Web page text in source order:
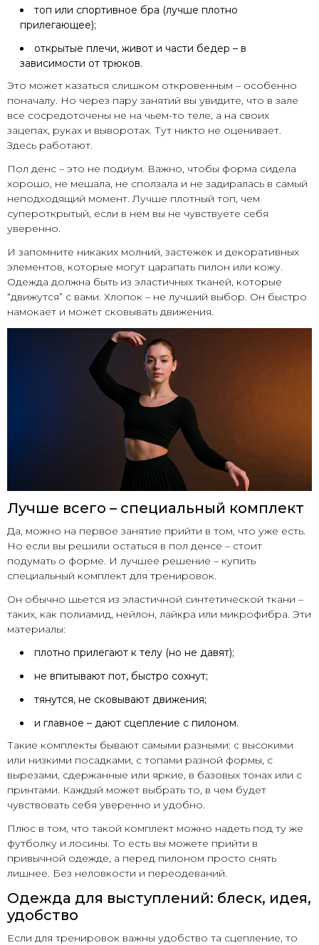
топ или спортивное бра (лучше плотно
прилегающее);
открытые плечи, живот и части бедер – в
зависимости от трюков.
Это может казаться слишком откровенным – особенно
поначалу. Но через пару занятий вы увидите, что в зале
все сосредоточены не на чьем-то теле, а на своих
зацепах, руках и выворотах. Тут никто не оценивает.
Здесь работают.
Пол денс – это не подиум. Важно, чтобы форма сидела
хорошо, не мешала, не сползала и не задиралась в самый
неподходящий момент. Лучше плотный топ, чем
супероткрытый, если в нем вы не чувствуете себя
уверенно.
И запомните никаких молний, застежек и декоративных
элементов, которые могут царапать пилон или кожу.
Одежда должна быть из эластичных тканей, которые
“движутся” с вами. Хлопок – не лучший выбор. Он быстро
намокает и может сковывать движения.
Лучше всего – специальный комплект
Да, можно на первое занятие прийти в том, что уже есть.
Но если вы решили остаться в пол денсе – стоит
подумать о форме. И лучшее решение – купить
специальный комплект для тренировок.
Он обычно шьется из эластичной синтетической ткани –
таких, как полиамид, нейлон, лайкра или микрофибра. Эти
материалы:
плотно прилегают к телу (но не давят);
не впитывают пот, быстро сохнут;
тянутся, не сковывают движения;
и главное – дают сцепление с пилоном.
Такие комплекты бывают самыми разными: с высокими
или низкими посадками, с топами разной формы, с
вырезами, сдержанные или яркие, в базовых тонах или с
принтами. Каждый может выбрать то, в чем будет
чувствовать себя уверенно и удобно.
Плюс в том, что такой комплект можно надеть под ту же
футболку и лосины. То есть вы можете прийти в
привычной одежде, а перед пилоном просто снять
лишнее. Без неловкости и переодеваний.
Одежда для выступлений: блеск, идея,
удобство
Если для тренировок важны удобство та сцепление, то